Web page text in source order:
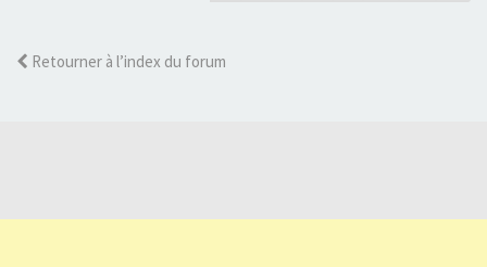
Retourner à l’index du forum